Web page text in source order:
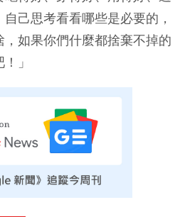
己思考看看哪些是必要的，
如果你們什麼都捨棄不掉的
」